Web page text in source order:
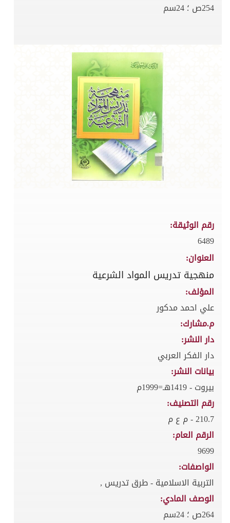
254ص ؛ 24سم
رقم الوثيقة:
6489
العنوان:
منهجية تدريس المواد الشرعية
المؤلف:
علي احمد مدكور
م.مشارك:
دار النشر:
دار الفكر العربي
بيانات النشر:
بيروت - 1419هـ=1999م
رقم التصنيف:
210.7 - م ع م
الرقم العام:
9699
الواصفات:
التربية الاسلامية - طرق تدريس ,
الوصف المادي:
264ص ؛ 24سم